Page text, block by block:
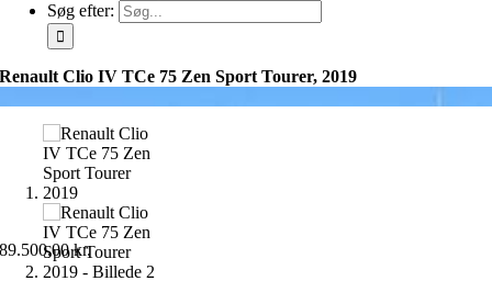
Søg efter:
Renault Clio IV TCe 75 Zen Sport Tourer, 2019
89.500,00kr.